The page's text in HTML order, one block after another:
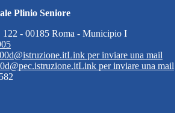
Plinio Seniore
- 00185 Roma - Municipio I
Link per inviare una mail
Link per inviare una mail